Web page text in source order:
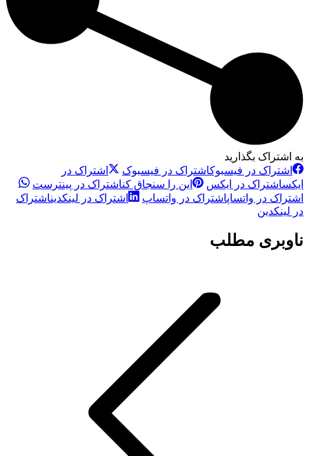
به اشتراک بگذارید
اشتراک در فیسبوکاشتراک در فیسبوک
اشتراک در
ایکساشتراک در ایکس این را سنجاق کناشتراک در پینترست
اشتراک در واتساپاشتراک در واتساپ اشتراک در لینکدیناشتراک
در لینکدین
ناوبری مطلب